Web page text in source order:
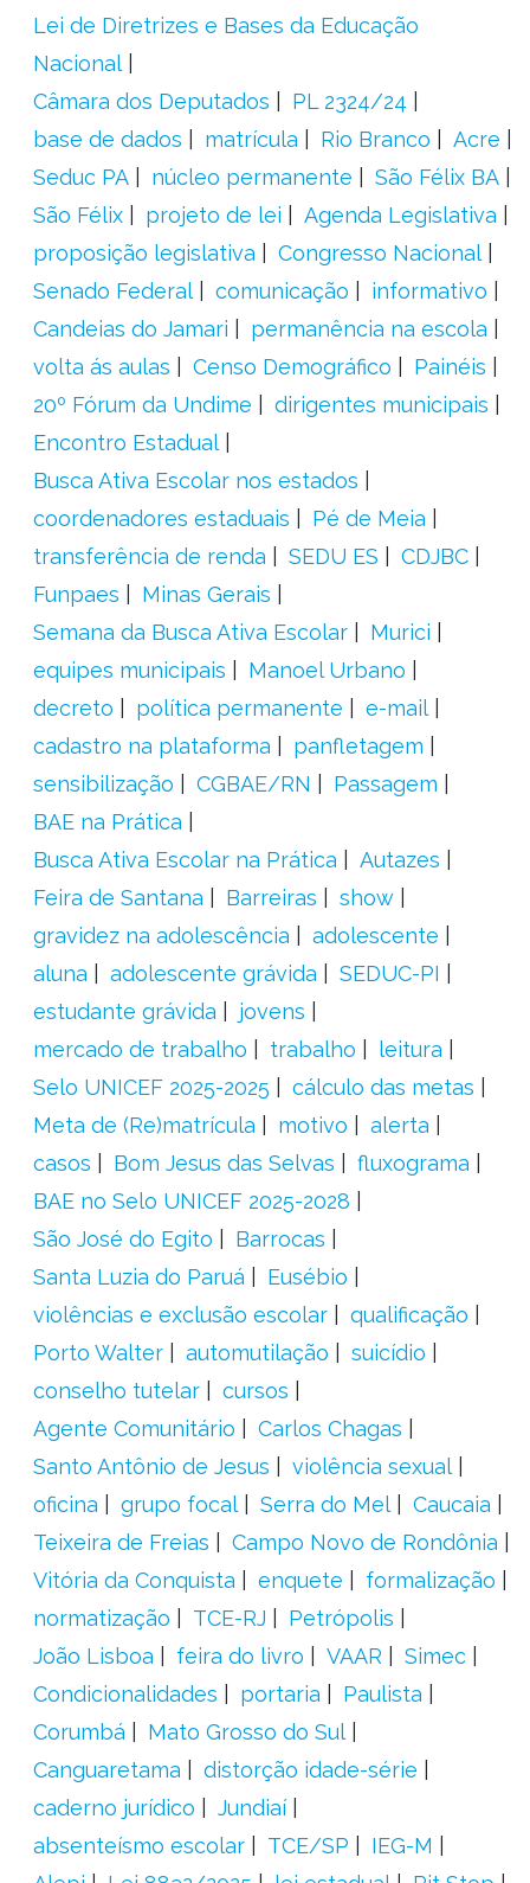
Lei de Diretrizes e Bases da Educação
Nacional
Câmara dos Deputados
PL 2324/24
base de dados
matrícula Rio Branco
Acre
Seduc PA
núcleo permanente
São Félix BA
São Félix
projeto de lei
Agenda Legislativa
proposição legislativa
Congresso Nacional
Senado Federal
comunicação
informativo
Candeias do Jamari
permanência na escola
volta ás aulas
Censo Demográfico
Painéis
20º Fórum da Undime
dirigentes municipais
Encontro Estadual
Busca Ativa Escolar nos estados
coordenadores estaduais
Pé de Meia
transferência de renda
SEDU ES
CDJBC
Funpaes
Minas Gerais
Semana da Busca Ativa Escolar
Murici
equipes municipais
Manoel Urbano
decreto
política permanente
e-mail
cadastro na plataforma
panfletagem
sensibilização
CGBAE/RN
Passagem
BAE na Prática
Busca Ativa Escolar na Prática
Autazes
Feira de Santana
Barreiras
show
gravidez na adolescência
adolescente
aluna
adolescente grávida
SEDUC-PI
estudante grávida
jovens
mercado de trabalho
trabalho
leitura
Selo UNICEF 2025-2025
cálculo das metas
Meta de (Re)matrícula
motivo
alerta
casos
Bom Jesus das Selvas
fluxograma
BAE no Selo UNICEF 2025-2028
São José do Egito
Barrocas
Santa Luzia do Paruá
Eusébio
violências e exclusão escolar
qualificação
Porto Walter
automutilação
suicídio
conselho tutelar
cursos
Agente Comunitário
Carlos Chagas
Santo Antônio de Jesus
violência sexual
oficina
grupo focal Serra do Mel
Caucaia
Teixeira de Freias
Campo Novo de Rondônia
Vitória da Conquista
enquete
formalização
normatização
TCE-RJ
Petrópolis
João Lisboa
feira do livro VAAR
Simec
Condicionalidades
portaria
Paulista
Corumbá
Mato Grosso do Sul
Canguaretama
distorção idade-série
caderno jurídico
Jundiaí
absenteísmo escolar
TCE/SP
IEG-M